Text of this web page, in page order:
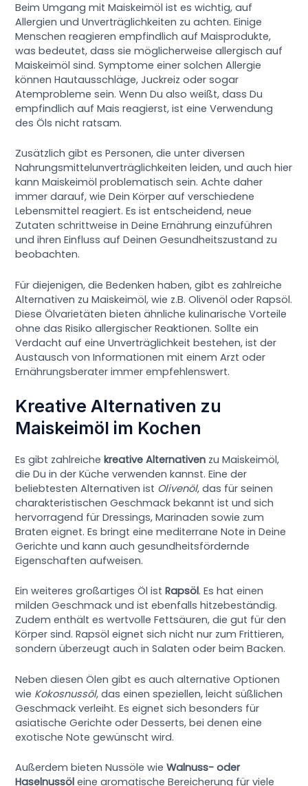
Beim Umgang mit Maiskeimöl ist es wichtig, auf
Allergien und Unverträglichkeiten zu achten. Einige
Menschen reagieren empfindlich auf Maisprodukte,
was bedeutet, dass sie möglicherweise allergisch auf
Maiskeimöl sind. Symptome einer solchen Allergie
können Hautausschläge, Juckreiz oder sogar
Atemprobleme sein. Wenn Du also weißt, dass Du
empfindlich auf Mais reagierst, ist eine Verwendung
des Öls nicht ratsam.
Zusätzlich gibt es Personen, die unter diversen
Nahrungsmittelunverträglichkeiten leiden, und auch hier
kann Maiskeimöl problematisch sein. Achte daher
immer darauf, wie Dein Körper auf verschiedene
Lebensmittel reagiert. Es ist entscheidend, neue
Zutaten schrittweise in Deine Ernährung einzuführen
und ihren Einfluss auf Deinen Gesundheitszustand zu
beobachten.
Für diejenigen, die Bedenken haben, gibt es zahlreiche
Alternativen zu Maiskeimöl, wie z.B. Olivenöl oder Rapsöl.
Diese Ölvarietäten bieten ähnliche kulinarische Vorteile
ohne das Risiko allergischer Reaktionen. Sollte ein
Verdacht auf eine Unverträglichkeit bestehen, ist der
Austausch von Informationen mit einem Arzt oder
Ernährungsberater immer empfehlenswert.
Kreative Alternativen zu
Maiskeimöl im Kochen
Es gibt zahlreichekreative Alternativen zu Maiskeimöl,
die Du in der Küche verwenden kannst. Eine der
beliebtesten Alternativen ist Olivenöl, das für seinen
charakteristischen Geschmack bekannt ist und sich
hervorragend für Dressings, Marinaden sowie zum
Braten eignet. Es bringt eine mediterrane Note in Deine
Gerichte und kann auch gesundheitsfördernde
Eigenschaften aufweisen.
Ein weiteres großartiges Öl istRapsöl. Es hat einen
milden Geschmack und ist ebenfalls hitzebeständig.
Zudem enthält es wertvolle Fettsäuren, die gut für den
Körper sind. Rapsöl eignet sich nicht nur zum Frittieren,
sondern überzeugt auch in Salaten oder beim Backen.
Neben diesen Ölen gibt es auch alternative Optionen
wie Kokosnussöl, das einen speziellen, leicht süßlichen
Geschmack verleiht. Es eignet sich besonders für
asiatische Gerichte oder Desserts, bei denen eine
exotische Note gewünscht wird.
Außerdem bieten Nussöle wieWalnuss- oder
Haselnussöl eine aromatische Bereicherung für viele